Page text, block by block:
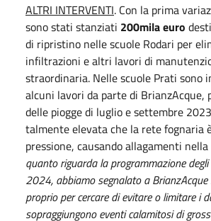
ALTRI INTERVENTI. Con la prima
sono stati stanziati 200mila euro
di ripristino nelle scuole Rodari per
infiltrazioni e altri lavori di
straordinaria. Nelle scuole Prati sono
alcuni lavori da parte di BrianzAcque,
delle piogge di luglio e settembre
talmente elevata che la rete fognaria
pressione, causando allagamenti
quanto riguarda la programmazione
2024, abbiamo segnalato a
proprio per cercare di evitare o limitare i
sopraggiungono eventi calamitosi di